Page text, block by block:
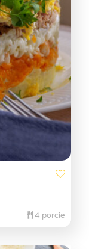
4 porcie